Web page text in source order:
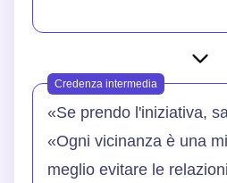
Credenza intermedia
«Se prendo l'iniziativa,
«Ogni vicinanza è una
meglio evitare le